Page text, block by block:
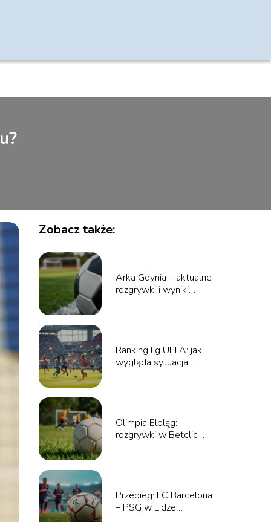
Zobacz także:
Arka Gdynia – aktualne
rozgrywki i wyniki
Ranking lig UEFA: jak
wygląda sytuacja
Olimpia Elbląg:
rozgrywki w Betclic 3
Przebieg: FC Barcelona
– PSG w Lidze